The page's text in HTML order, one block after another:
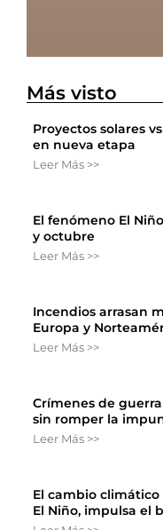
Más visto
Proyectos solares
en nueva etapa
Leer Más >>
El fenómeno El
y octubre
Leer Más >>
Incendios arrasan
Europa y
Leer Más >>
Crímenes de
sin romper la
Leer Más >>
El cambio
El Niño, impulsa el